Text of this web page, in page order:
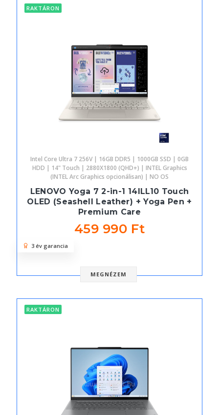
RAKTÁRON
Intel Core Ultra 7 256V | 16GB DDR5 | 1000GB SSD | 0GB
HDD | 14" Touch | 2880X1800 (QHD+) | INTEL Graphics
(INTEL Arc Graphics opcionálisan) | NO OS
LENOVO Yoga 7 2-in-1 14ILL10 Touch
OLED (Seashell Leather) + Yoga Pen +
Premium Care
459 990 Ft
MEGNÉZEM
3 év garancia
RAKTÁRON